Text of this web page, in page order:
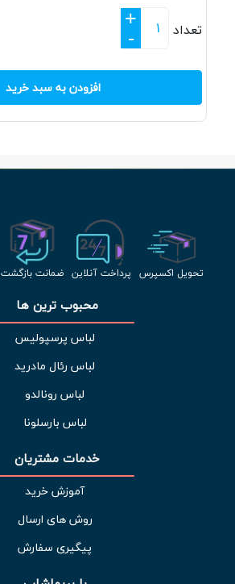
تعداد
+
-
افزودن به سبد خرید
تحویل اکسپرس پرداخت آنلاین ضمانت بازگشت
محبوب ترین ها
لباس پرسپولیس
لباس رئال مادرید
لباس رونالدو
لباس بارسلونا
خدمات مشتریان
آموزش خرید
روش های ارسال
پیگیری سفارش